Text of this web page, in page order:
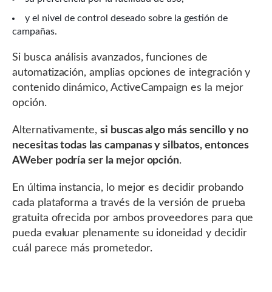
y el nivel de control deseado sobre la gestión de
campañas.
Si busca análisis avanzados, funciones de
automatización, amplias opciones de integración y
contenido dinámico, ActiveCampaign es la mejor
opción.
Alternativamente,si buscas algo más sencillo y no
necesitas todas las campanas y silbatos, entonces
AWeber podría ser la mejor opción.
En última instancia, lo mejor es decidir probando
cada plataforma a través de la versión de prueba
gratuita ofrecida por ambos proveedores para que
pueda evaluar plenamente su idoneidad y decidir
cuál parece más prometedor.